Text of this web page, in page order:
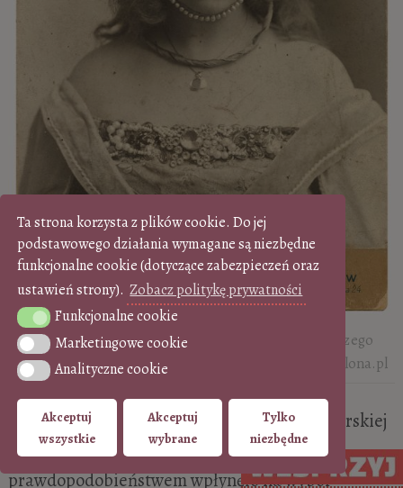
Ta strona korzysta z plików cookie. Do jej
podstawowego działania wymagane są niezbędne
funkcjonalne cookie (dotyczące zabezpieczeń oraz
ustawień strony). Zobacz politykę prywatności
Funkcjonalne cookie
Funkcjonalne cookie
Marketingowe cookie
Marketingowe cookie
Analityczne cookie
Analityczne cookie
Akceptuj
wszystkie
Akceptuj
wybrane
Tylko
niezbędne
Wanda Siemaszkowa jako Donna Alnica w
Jerzego
Żuławskiego | 1907, źródło: Biblioteka Narodowa, Polona.pl
Jej ojciec, Feliks Sierpiński, był twórcą amatorskiej
grupy teatralnej, co z dużym
prawdopodobieństwem wpłynęło na wybór